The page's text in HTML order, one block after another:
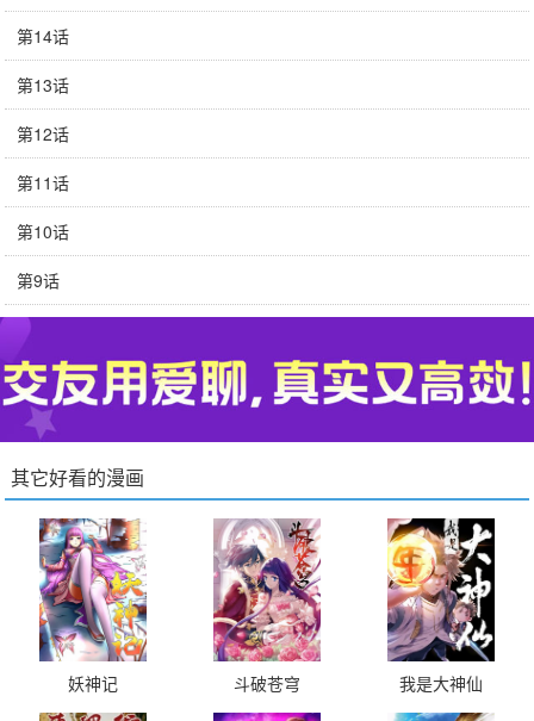
第14话
第13话
第12话
第11话
第10话
第9话
其它好看的漫画
妖神记 斗破苍穹 我是大神仙